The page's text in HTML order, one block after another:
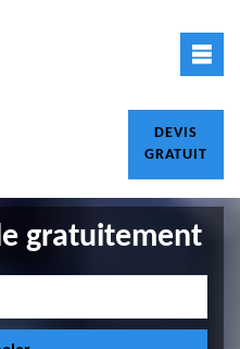
DEVIS
GRATUIT
gratuitement